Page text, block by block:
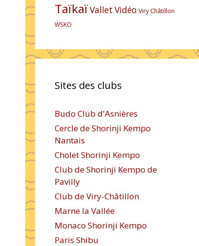
TaïkaïVallet Vidéo Viry Châtillon
WSKO
Sites des clubs
Budo Club d'Asnières
Cercle de Shorinji Kempo
Nantais
Cholet Shorinji Kempo
Club de Shorinji Kempo de
Pavilly
Club de Viry-Châtillon
Marne la Vallée
Monaco Shorinji Kempo
Paris Shibu